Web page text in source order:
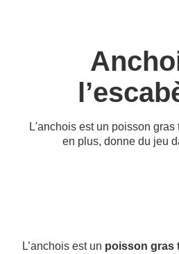
L'anchois est un poisson gras
en plus, donne du jeu
L’anchois est un poisson gras